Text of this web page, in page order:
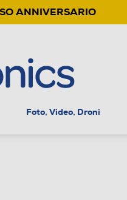
ANNIVERSARIO
Foto, Video, Droni